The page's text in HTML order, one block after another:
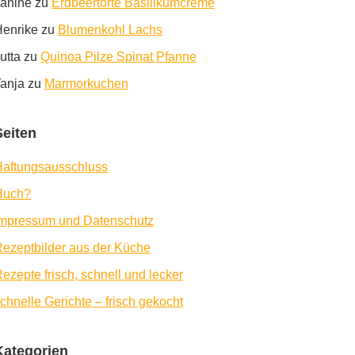
zu Erdbeertorte Basilikumcreme
zu Blumenkohl Lachs
zu Quinoa Pilze Spinat Pfanne
zu Marmorkuchen
und Datenschutz
aus der Küche
frisch, schnell und lecker
Gerichte – frisch gekocht